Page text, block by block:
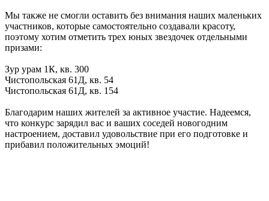
Мы также не смогли оставить без внимания наших маленьких
участников, которые самостоятельно создавали красоту,
поэтому хотим отметить трех юных звездочек отдельными
призами:
Зур урам 1К, кв. 300
Чистопольская 61Д, кв. 54
Чистопольская 61Д, кв. 154
Благодарим наших жителей за активное участие. Надеемся,
что конкурс зарядил вас и ваших соседей новогодним
настроением, доставил удовольствие при его подготовке и
прибавил положительных эмоций!